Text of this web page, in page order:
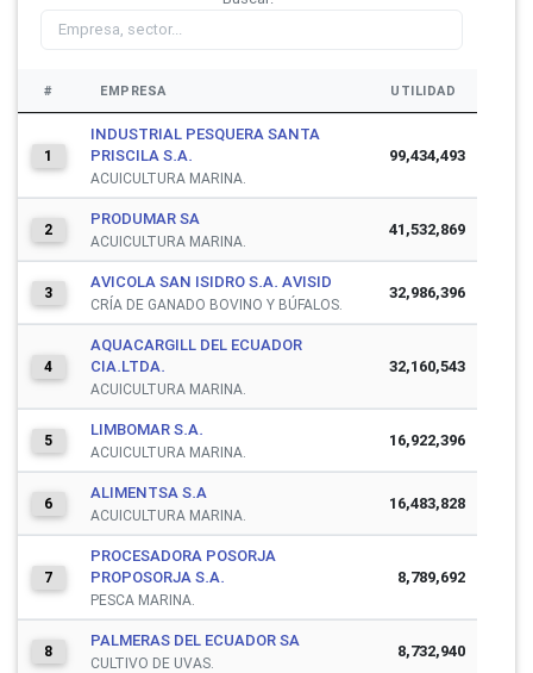
# EMPRESA UTILIDAD
1
INDUSTRIAL PESQUERA SANTA
PRISCILA S.A.
ACUICULTURA MARINA.
99,434,493
2
PRODUMAR SA
ACUICULTURA MARINA.
41,532,869
3
AVICOLA SAN ISIDRO S.A. AVISID
CRÍA DE GANADO BOVINO Y BÚFALOS.
32,986,396
4
AQUACARGILL DEL ECUADOR
CIA.LTDA.
ACUICULTURA MARINA.
32,160,543
5
LIMBOMAR S.A.
ACUICULTURA MARINA.
16,922,396
6
ALIMENTSA S.A
ACUICULTURA MARINA.
16,483,828
7
PROCESADORA POSORJA
PROPOSORJA S.A.
PESCA MARINA.
8,789,692
8
PALMERAS DEL ECUADOR SA
CULTIVO DE UVAS.
8,732,940